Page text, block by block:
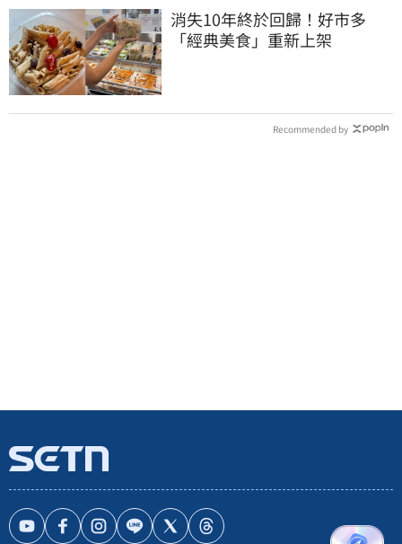
消失10年終於回歸！好市多
「經典美食」重新上架
Recommended by